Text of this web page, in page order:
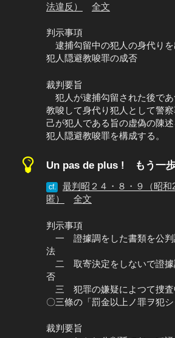
法違反）
全文
判示事項
逮捕勾留中の犯人の身代りを
犯人隠避教唆罪の成否
裁判要旨
犯人が逮捕勾留された後で
教唆して身代り犯人として警
己が犯人である旨の虚偽の陳述
犯人隠避教唆罪を構成する。
Un pas de plus ! もう一
cf.
最判昭２４・８・９（昭
匿）
全文
判示事項
一 證據調をした書類を公判
法
二 取寄決定をしないで證據
否
三 犯罪の嫌疑によつて捜査
〇三條の「罰金以上ノ罪ヲ犯
裁判要旨